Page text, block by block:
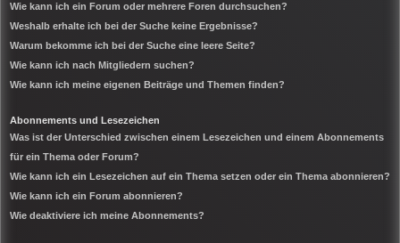
Wie kann ich ein Forum oder mehrere Foren durchsuchen?
Weshalb erhalte ich bei der Suche keine Ergebnisse?
Warum bekomme ich bei der Suche eine leere Seite?
Wie kann ich nach Mitgliedern suchen?
Wie kann ich meine eigenen Beiträge und Themen finden?
Abonnements und Lesezeichen
Was ist der Unterschied zwischen einem Lesezeichen und einem Abonnements
für ein Thema oder Forum?
Wie kann ich ein Lesezeichen auf ein Thema setzen oder ein Thema abonnieren?
Wie kann ich ein Forum abonnieren?
Wie deaktiviere ich meine Abonnements?